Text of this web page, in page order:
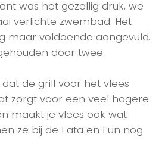
was het gezellig druk, we
verlichte zwembad. Het
maar voldoende aangevuld.
door twee
de grill voor het vlees
zorgt voor een veel hogere
maakt je vlees ook wat
ze bij de Fata en Fun nog